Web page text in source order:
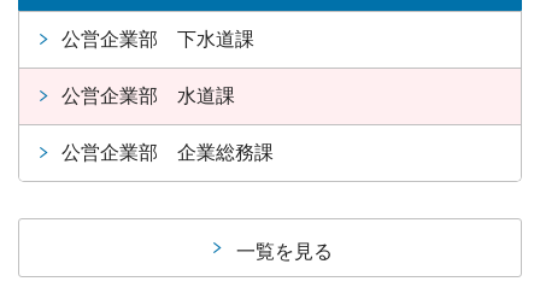
公営企業部 下水道課
公営企業部 水道課
公営企業部 企業総務課
一覧を見る